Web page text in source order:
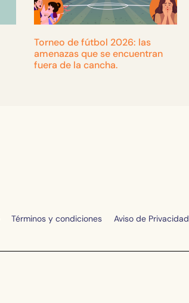
Torneo de fútbol 2026: las
amenazas que se encuentran
fuera de la cancha.
Términos y condiciones Aviso de Privacidad